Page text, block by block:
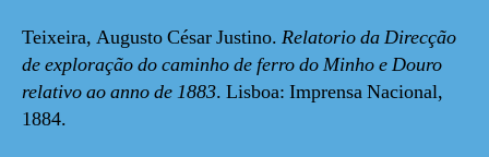
Teixeira, Augusto César Justino. Relatorio da Direcção
de exploração do caminho de ferro do Minho e Douro
relativo ao anno de 1883. Lisboa: Imprensa Nacional,
1884.